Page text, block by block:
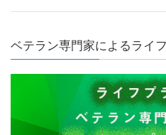
ベテラン専門家によるライ